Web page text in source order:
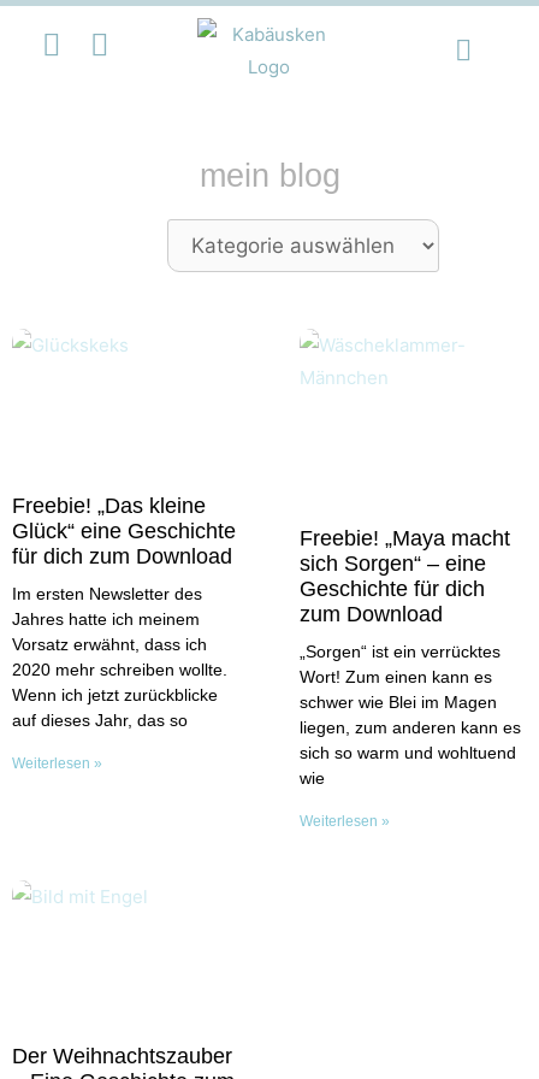
mein blog
Freebie! „Das kleine
Glück“ eine Geschichte
für dich zum Download
Im ersten Newsletter des
Jahres hatte ich meinem
Vorsatz erwähnt, dass ich
2020 mehr schreiben wollte.
Wenn ich jetzt zurückblicke
auf dieses Jahr, das so
Weiterlesen »
Freebie! „Maya macht
sich Sorgen“ – eine
Geschichte für dich
zum Download
„Sorgen“ ist ein verrücktes
Wort! Zum einen kann es
schwer wie Blei im Magen
liegen, zum anderen kann es
sich so warm und wohltuend
wie
Weiterlesen »
Der Weihnachtszauber